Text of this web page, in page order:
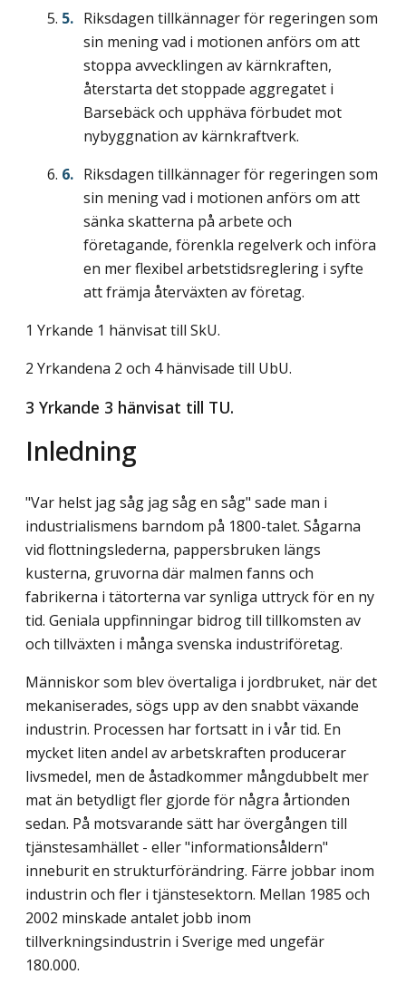
Riksdagen tillkännager för regeringen som
sin mening vad i motionen anförs om att
stoppa avvecklingen av kärnkraften,
återstarta det stoppade aggregatet i
Barsebäck och upphäva förbudet mot
nybyggnation av kärnkraftverk.
Riksdagen tillkännager för regeringen som
sin mening vad i motionen anförs om att
sänka skatterna på arbete och
företagande, förenkla regelverk och införa
en mer flexibel arbetstidsreglering i syfte
att främja återväxten av företag.
1 Yrkande 1 hänvisat till SkU.
2 Yrkandena 2 och 4 hänvisade till UbU.
3 Yrkande 3 hänvisat till TU.
Inledning
"Var helst jag såg jag såg en såg" sade man i
industrialismens barndom på 1800-talet. Sågarna
vid flottningslederna, pappersbruken längs
kusterna, gruvorna där malmen fanns och
fabrikerna i tätorterna var synliga uttryck för en ny
tid. Geniala uppfinningar bidrog till tillkomsten av
och tillväxten i många svenska industriföretag.
Människor som blev övertaliga i jordbruket, när det
mekaniserades, sögs upp av den snabbt växande
industrin. Processen har fortsatt in i vår tid. En
mycket liten andel av arbetskraften producerar
livsmedel, men de åstadkommer mångdubbelt mer
mat än betydligt fler gjorde för några årtionden
sedan. På motsvarande sätt har övergången till
tjänstesamhället - eller "informationsåldern"
inneburit en strukturförändring. Färre jobbar inom
industrin och fler i tjänstesektorn. Mellan 1985 och
2002 minskade antalet jobb inom
tillverkningsindustrin i Sverige med ungefär
180.000.